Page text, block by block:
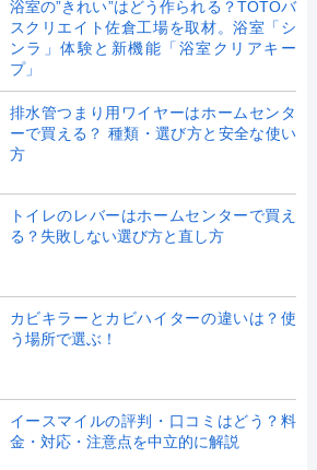
浴室の”きれい”はどう作られる？TOTOバ
スクリエイト佐倉工場を取材。浴室「シ
ンラ」体験と新機能「浴室クリアキー
プ」
排水管つまり用ワイヤーはホームセンタ
ーで買える？ 種類・選び方と安全な使い
方
トイレのレバーはホームセンターで買え
る？失敗しない選び方と直し方
カビキラーとカビハイターの違いは？使
う場所で選ぶ！
イースマイルの評判・口コミはどう？料
金・対応・注意点を中立的に解説